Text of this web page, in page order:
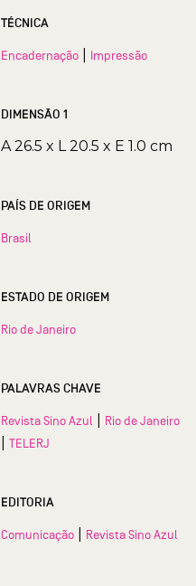
TÉCNICA
Encadernação Impressão
DIMENSÃO 1
A 26.5 x L 20.5 x E 1.0 cm
PAÍS DE ORIGEM
Brasil
ESTADO DE ORIGEM
Rio de Janeiro
PALAVRAS CHAVE
Revista Sino Azul Rio de Janeiro
TELERJ
EDITORIA
Comunicação Revista Sino Azul